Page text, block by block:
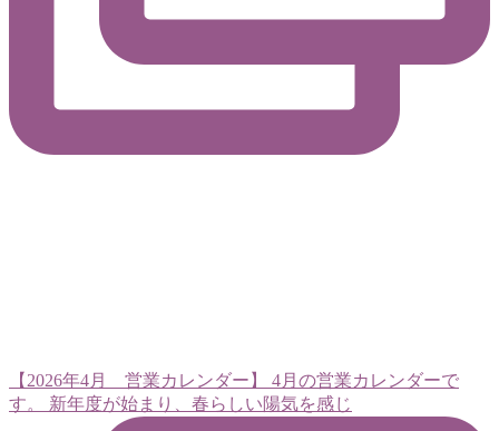
【2026年4月 営業カレンダー】 4月の営業カレンダーで
す。 新年度が始まり、春らしい陽気を感じ